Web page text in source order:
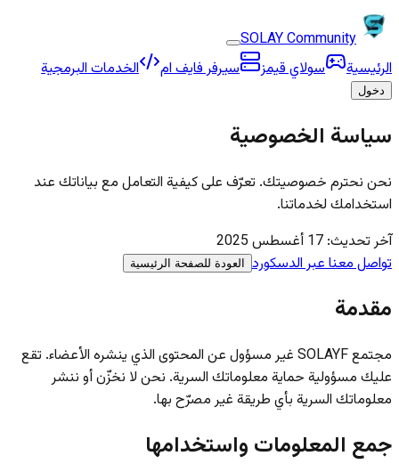
SOLAY Community
الرئيسية
سولاي قيمز سيرفر فايف ام الخدمات البرمجية
دخول
سياسة الخصوصية
نحن نحترم خصوصيتك. تعرّف على كيفية التعامل مع بياناتك عند
استخدامك لخدماتنا.
آخر تحديث: 17 أغسطس 2025
تواصل معنا عبر الدسكورد
العودة للصفحة الرئيسية
مقدمة
مجتمع SOLAYF غير مسؤول عن المحتوى الذي ينشره الأعضاء. تقع
عليك مسؤولية حماية معلوماتك السرية. نحن لا نخزّن أو ننشر
معلوماتك السرية بأي طريقة غير مصرّح بها.
جمع المعلومات واستخدامها